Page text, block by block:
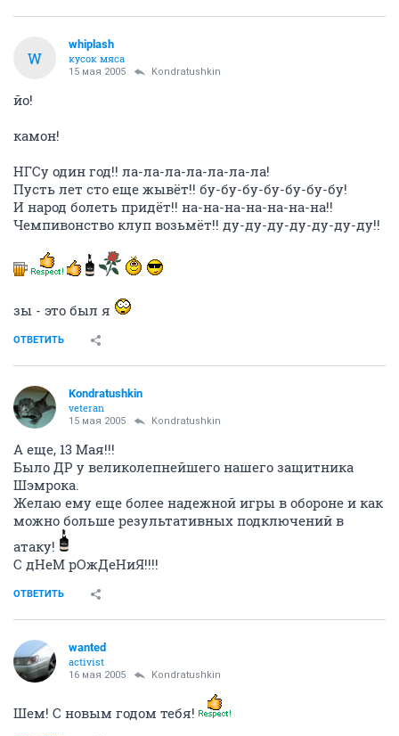
W
whiplash
кусок мяса
15 мая 2005 Kondratushkin
йо!
камон!
НГСу один год!! ла-ла-ла-ла-ла-ла-ла!
Пусть лет сто еще жывёт!! бу-бу-бу-бу-бу-бу-бу!
И народ болеть придёт!! на-на-на-на-на-на-на!!
Чемпивонство клуп возьмёт!! ду-ду-ду-ду-ду-ду-ду!!
зы - это был я
ОТВЕТИТЬ
Kondratushkin
veteran
15 мая 2005 Kondratushkin
А еще, 13 Мая!!!
Было ДР у великолепнейшего нашего защитника
Шэмрока.
Желаю ему еще более надежной игры в обороне и как
можно больше результативных подключений в
атаку!
С дНеМ рОжДеНиЯ!!!!
ОТВЕТИТЬ
wanted
activist
16 мая 2005 Kondratushkin
Шем! С новым годом тебя!